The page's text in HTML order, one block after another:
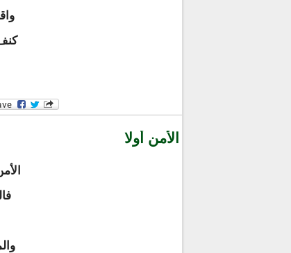
الأمن أولا